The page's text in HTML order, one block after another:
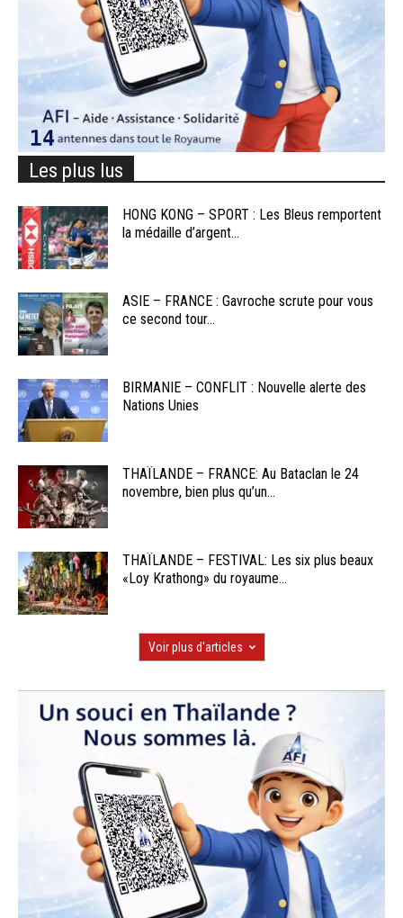
Les plus lus
HONG KONG – SPORT : Les Bleus remportent
la médaille d’argent...
ASIE – FRANCE : Gavroche scrute pour vous
ce second tour...
BIRMANIE – CONFLIT : Nouvelle alerte des
Nations Unies
THAÏLANDE – FRANCE: Au Bataclan le 24
novembre, bien plus qu’un...
THAÏLANDE – FESTIVAL: Les six plus beaux
«Loy Krathong» du royaume...
Voir plus d'articles